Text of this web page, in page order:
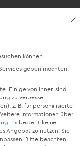
Mit
können.
geben möchten,
Einige von ihnen sind
zu verbessern.
z. B. für personalisierte
Informationen über
. Es besteht keine
Angebot zu nutzen. Sie
Bitte beachten